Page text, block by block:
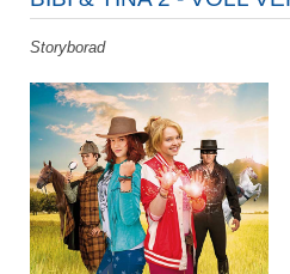
Storyborad